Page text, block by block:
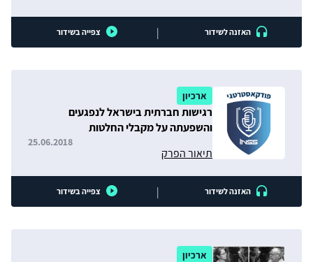
האזנה לשידור | צפייה בשידור
ארכיון
רגישות חברתית בישראל לנפגעים
והשפעתה על מקבלי החלטות
תיאור הפרק
25.06.2018
האזנה לשידור | צפייה בשידור
ארכיון